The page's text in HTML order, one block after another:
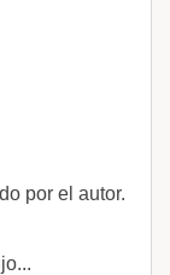
por el autor.